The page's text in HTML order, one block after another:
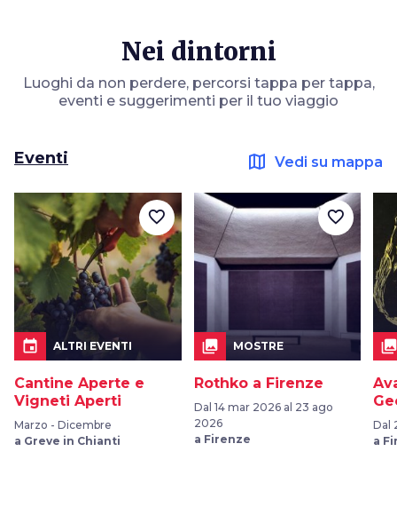
Nei dintorni
Luoghi da non perdere, percorsi tappa per tappa,
eventi e suggerimenti per il tuo viaggio
Eventi map Vedi su mappa
event ALTRI EVENTI
Cantine Aperte e
Vigneti Aperti
Marzo - Dicembre
a Greve in Chianti
favorite_border
collections MOSTRE
Rothko a Firenze
Dal 14 mar 2026 al 23 ago
2026
a Firenze
favorite_border
Dal
a